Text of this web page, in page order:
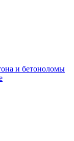
и бетоноломы